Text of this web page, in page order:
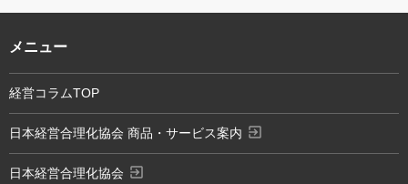
メニュー
経営コラムTOP
日本経営合理化協会 商品・サービス案内 exit_to_app
日本経営合理化協会 exit_to_app